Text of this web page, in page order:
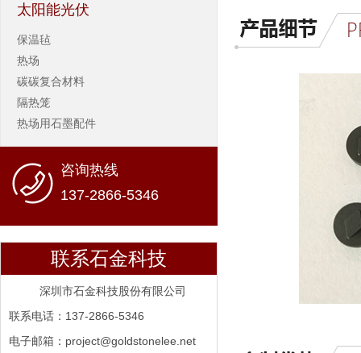
太阳能光伏
保温毡
热场
碳碳复合材料
隔热笼
热场用石墨配件
咨询热线
137-2866-5346
联系石金科技
深圳市石金科技股份有限公司
联系电话：137-2866-5346
电子邮箱：project@goldstonelee.net